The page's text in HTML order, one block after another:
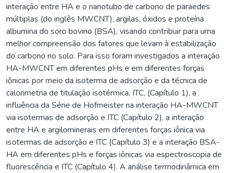
interação entre HA e o nanotubo de carbono de paraedes
múltiplas (do inglês MWCNT), argilas, óxidos e proteína
albumina do soro bovino (BSA), visando contribuir para uma
melhor compreensão dos fatores que levam à estabilização
do carbono no solo. Para isso foram investigados a interação
HA-MWCNT em diferentes pHs e em diferentes forças
iônicas por meio da isoterma de adsorção e da técnica de
calorimetria de titulação isotérmica, ITC, (Capítulo 1), a
influência da Série de Hofmeister na interação HA-MWCNT
via isotermas de adsorção e ITC (Capítulo 2), a interação
entre HA e argilominerais em diferentes forças iônica via
isotermas de adsorção e ITC (Capítulo 3) e a interação BSA-
HA em diferentes pHs e forças iônicas via espectroscopia de
fluorescência e ITC (Capítulo 4). A análise termodinâmica em